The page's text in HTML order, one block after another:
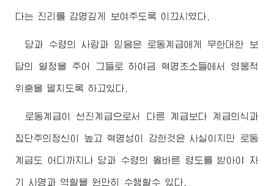
다는 진리를 감명깊게 보여주도록 이끄시였다.
당과 수령의 사랑과 믿음은 로동계급에게 무한대한 보
답의 열정을 주어 그들로 하여금 혁명초소들에서 영웅적
위훈을 떨치도록 하고있다.
로동계급이 선진계급으로서 다른 계급보다 계급의식과
집단주의정신이 높고 혁명성이 강한것은 사실이지만 로동
계급도 어디까지나 당과 수령의 옳바른 령도를 받아야 자
기 사명과 역할을 원만히 수행할수 있다.